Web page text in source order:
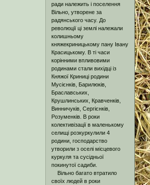
ради належить і поселення
Вільно, утворене за
радянського часу. До
революції ці землі належали
колишньому
княжекриницькому пану Івану
Красицькому. В ті часи
корінними впливовими
родинами стали вихідці із
Княжої Криниці родини
Мусієнків, Барилюків,
Браславських,
Крушлинських, Кравченків,
Винничуків, Сергієнків,
Розуменків. В роки
колективізації в маленькому
селищі розкуркулили 4
родини, господарство
утворили з оселі місцевого
куркуля та сусідньої
покинутої садиби.
Вільно багато втратило
своїх людей в роки